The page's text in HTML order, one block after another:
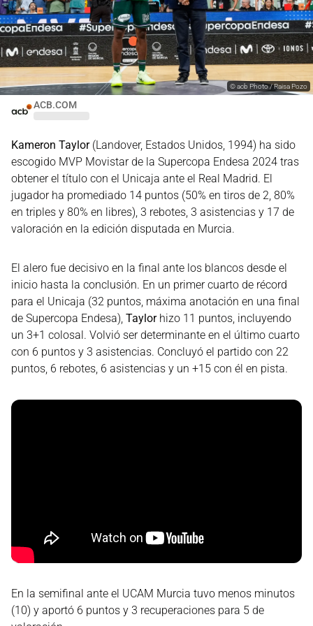
ACB.COM
©acb Photo / Raisa Pozo
Kameron Taylor(Landover, Estados Unidos, 1994) ha sido
escogido MVP Movistar de la Supercopa Endesa 2024 tras
obtener el título con el Unicaja ante el Real Madrid. El
jugador ha promediado 14 puntos (50% en tiros de 2, 80%
en triples y 80% en libres), 3 rebotes, 3 asistencias y 17 de
valoración en la edición disputada en Murcia.
El alero fue decisivo en la final ante los blancos desde el
inicio hasta la conclusión. En un primer cuarto de récord
para el Unicaja (32 puntos, máxima anotación en una final
de Supercopa Endesa), Taylorhizo 11 puntos, incluyendo
un 3+1 colosal. Volvió ser determinante en el último cuarto
con 6 puntos y 3 asistencias. Concluyó el partido con 22
puntos, 6 rebotes, 6 asistencias y un +15 con él en pista.
En la semifinal ante el UCAM Murcia tuvo menos minutos
(10) y aportó 6 puntos y 3 recuperaciones para 5 de